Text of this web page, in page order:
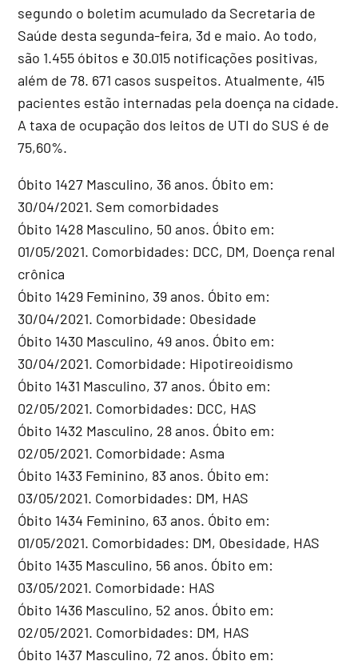
segundo o boletim acumulado da Secretaria de
Saúde desta segunda-feira, 3d e maio. Ao todo,
são 1.455 óbitos e 30.015 notificações positivas,
além de 78. 671 casos suspeitos. Atualmente, 415
pacientes estão internadas pela doença na cidade.
A taxa de ocupação dos leitos de UTI do SUS é de
75,60%.
Óbito 1427 Masculino, 36 anos. Óbito em:
30/04/2021. Sem comorbidades
Óbito 1428 Masculino, 50 anos. Óbito em:
01/05/2021. Comorbidades: DCC, DM, Doença renal
crônica
Óbito 1429 Feminino, 39 anos. Óbito em:
30/04/2021. Comorbidade: Obesidade
Óbito 1430 Masculino, 49 anos. Óbito em:
30/04/2021. Comorbidade: Hipotireoidismo
Óbito 1431 Masculino, 37 anos. Óbito em:
02/05/2021. Comorbidades: DCC, HAS
Óbito 1432 Masculino, 28 anos. Óbito em:
02/05/2021. Comorbidade: Asma
Óbito 1433 Feminino, 83 anos. Óbito em:
03/05/2021. Comorbidades: DM, HAS
Óbito 1434 Feminino, 63 anos. Óbito em:
01/05/2021. Comorbidades: DM, Obesidade, HAS
Óbito 1435 Masculino, 56 anos. Óbito em:
03/05/2021. Comorbidade: HAS
Óbito 1436 Masculino, 52 anos. Óbito em:
02/05/2021. Comorbidades: DM, HAS
Óbito 1437 Masculino, 72 anos. Óbito em: